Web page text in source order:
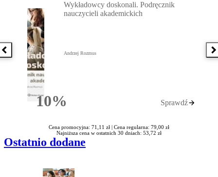
Poprzednia książka
10%Rabatu
Wykładowcy doskonali. Podręcznik
nauczycieli akademickich
Andrzej Rozmus
Sprawdź
Cena promocyjna: 71,11 zł | Cena regularna: 79,00 zł
Najniższa cena w ostatnich 30 dniach: 53,72 zł
Ostatnio dodane